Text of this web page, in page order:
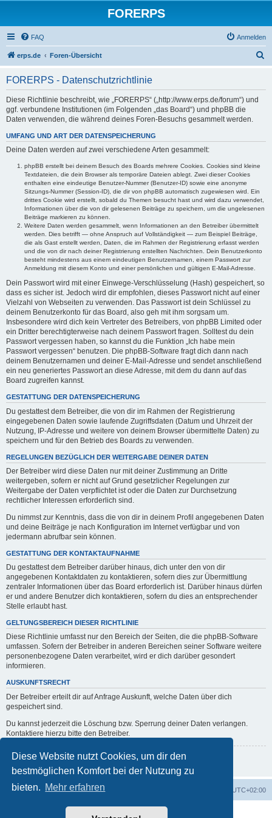
Diese Website nutzt Cookies, um dir den
bestmöglichen Komfort bei der Nutzung zu
bieten. Mehr erfahren
FORERPS
FAQ Anmelden
erps.de Foren-Übersicht
FORERPS - Datenschutzrichtlinie
Diese Richtlinie beschreibt, wie „FORERPS“ („http://www.erps.de/forum“) und
ggf. verbundene Institutionen (im Folgenden „das Board“) und phpBB die
Daten verwenden, die während deines Foren-Besuchs gesammelt werden.
UMFANG UND ART DER DATENSPEICHERUNG
Deine Daten werden auf zwei verschiedene Arten gesammelt:
phpBB erstellt bei deinem Besuch des Boards mehrere Cookies. Cookies sind kleine
Textdateien, die dein Browser als temporäre Dateien ablegt. Zwei dieser Cookies
enthalten eine eindeutige Benutzer-Nummer (Benutzer-ID) sowie eine anonyme
Sitzungs-Nummer (Session-ID), die dir von phpBB automatisch zugewiesen wird. Ein
drittes Cookie wird erstellt, sobald du Themen besucht hast und wird dazu verwendet,
Informationen über die von dir gelesenen Beiträge zu speichern, um die ungelesenen
Beiträge markieren zu können.
Weitere Daten werden gesammelt, wenn Informationen an den Betreiber übermittelt
werden. Dies betrifft — ohne Anspruch auf Vollständigkeit — zum Beispiel Beiträge,
die als Gast erstellt werden, Daten, die im Rahmen der Registrierung erfasst werden
und die von dir nach deiner Registrierung erstellten Nachrichten. Dein Benutzerkonto
besteht mindestens aus einem eindeutigen Benutzernamen, einem Passwort zur
Anmeldung mit diesem Konto und einer persönlichen und gültigen E-Mail-Adresse.
Dein Passwort wird mit einer Einwege-Verschlüsselung (Hash) gespeichert, so
dass es sicher ist. Jedoch wird dir empfohlen, dieses Passwort nicht auf einer
Vielzahl von Webseiten zu verwenden. Das Passwort ist dein Schlüssel zu
deinem Benutzerkonto für das Board, also geh mit ihm sorgsam um.
Insbesondere wird dich kein Vertreter des Betreibers, von phpBB Limited oder
ein Dritter berechtigterweise nach deinem Passwort fragen. Solltest du dein
Passwort vergessen haben, so kannst du die Funktion „Ich habe mein
Passwort vergessen“ benutzen. Die phpBB-Software fragt dich dann nach
deinem Benutzernamen und deiner E-Mail-Adresse und sendet anschließend
ein neu generiertes Passwort an diese Adresse, mit dem du dann auf das
Board zugreifen kannst.
GESTATTUNG DER DATENSPEICHERUNG
Du gestattest dem Betreiber, die von dir im Rahmen der Registrierung
eingegebenen Daten sowie laufende Zugriffsdaten (Datum und Uhrzeit der
Nutzung, IP-Adresse und weitere von deinem Browser übermittelte Daten) zu
speichern und für den Betrieb des Boards zu verwenden.
REGELUNGEN BEZÜGLICH DER WEITERGABE DEINER DATEN
Der Betreiber wird diese Daten nur mit deiner Zustimmung an Dritte
weitergeben, sofern er nicht auf Grund gesetzlicher Regelungen zur
Weitergabe der Daten verpflichtet ist oder die Daten zur Durchsetzung
rechtlicher Interessen erforderlich sind.
Du nimmst zur Kenntnis, dass die von dir in deinem Profil angegebenen Daten
und deine Beiträge je nach Konfiguration im Internet verfügbar und von
jedermann abrufbar sein können.
GESTATTUNG DER KONTAKTAUFNAHME
Du gestattest dem Betreiber darüber hinaus, dich unter den von dir
angegebenen Kontaktdaten zu kontaktieren, sofern dies zur Übermittlung
zentraler Informationen über das Board erforderlich ist. Darüber hinaus dürfen
er und andere Benutzer dich kontaktieren, sofern du dies an entsprechender
Stelle erlaubt hast.
GELTUNGSBEREICH DIESER RICHTLINIE
Diese Richtlinie umfasst nur den Bereich der Seiten, die die phpBB-Software
umfassen. Sofern der Betreiber in anderen Bereichen seiner Software weitere
personenbezogene Daten verarbeitet, wird er dich darüber gesondert
informieren.
AUSKUNFTSRECHT
Der Betreiber erteilt dir auf Anfrage Auskunft, welche Daten über dich
gespeichert sind.
Du kannst jederzeit die Löschung bzw. Sperrung deiner Daten verlangen.
Kontaktiere hierzu bitte den Betreiber.
Zurück zur vorherigen Seite
erps.de Foren-Übersicht UTC+02:00